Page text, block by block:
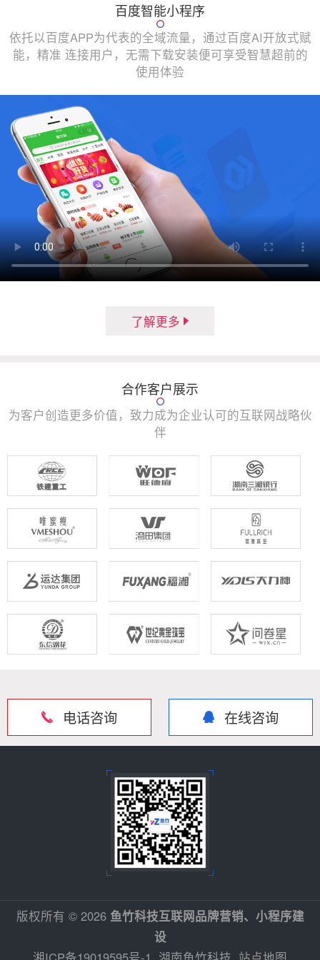
百度智能小程序
依托以百度APP为代表的全域流量，通过百度AI开放式赋
能，精准 连接用户，无需下载安装便可享受智慧超前的
使用体验
了解更多
合作客户展示
为客户创造更多价值，致力成为企业认可的互联网战略伙
伴
电话咨询 在线咨询
版权所有 © 2026 鱼竹科技互联网品牌营销、小程序建
设